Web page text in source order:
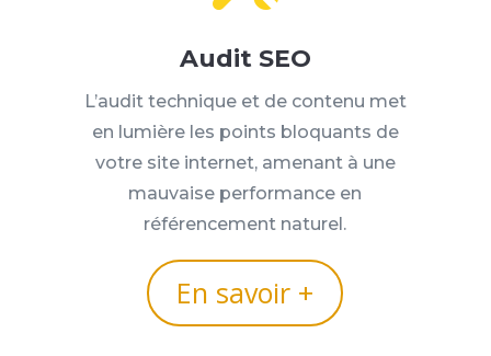
Audit SEO
L’audit technique et de contenu met
en lumière les points bloquants de
votre site internet, amenant à une
mauvaise performance en
référencement naturel.
En savoir +